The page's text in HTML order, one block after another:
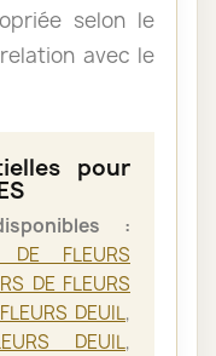
selon le
avec le
pour
:
DE FLEURS
DE FLEURS
DEUIL,
DEUIL,